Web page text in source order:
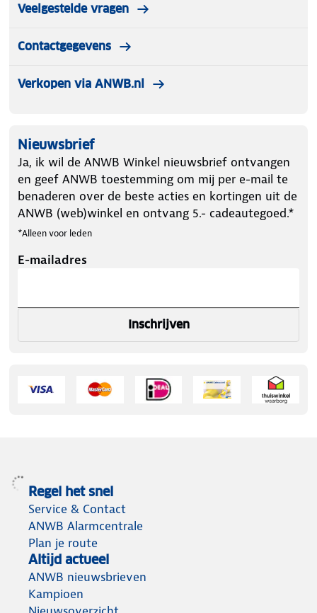
Veelgestelde vragen
Contactgegevens
Verkopen via ANWB.nl
Nieuwsbrief
Ja, ik wil de ANWB Winkel nieuwsbrief ontvangen
en geef ANWB toestemming om mij per e-mail te
benaderen over de beste acties en kortingen uit de
ANWB (web)winkel en ontvang 5.- cadeautegoed.*
*Alleen voor leden
E-mailadres
Inschrijven
Regel het snel
Service & Contact
ANWB Alarmcentrale
Plan je route
Altijd actueel
ANWB nieuwsbrieven
Kampioen